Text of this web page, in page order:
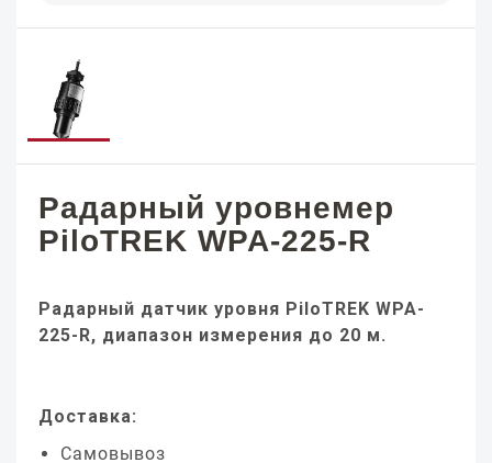
Радарный уровнемер
PiloTREK WPA-225-R
Радарный датчик уровня PiloTREK WPA-
225-R, диапазон измерения до 20 м.
Доставка:
Самовывоз